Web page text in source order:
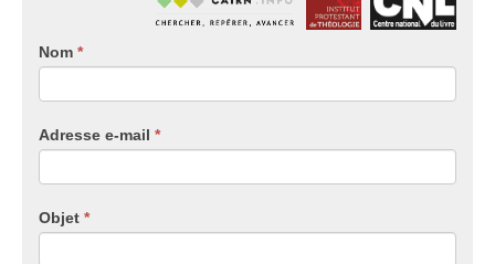
Nom *
Adresse e-mail *
Objet *
Si
vous
êtes
humain,
remplissez
ce